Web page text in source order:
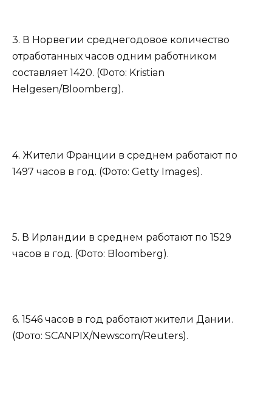
3. В Норвегии среднегодовое количество
отработанных часов одним работником
составляет 1420. (Фото: Kristian
Helgesen/Bloomberg).
4. Жители Франции в среднем работают по
1497 часов в год. (Фото: Getty Images).
5. В Ирландии в среднем работают по 1529
часов в год. (Фото: Bloomberg).
6. 1546 часов в год работают жители Дании.
(Фото: SCANPIX/Newscom/Reuters).